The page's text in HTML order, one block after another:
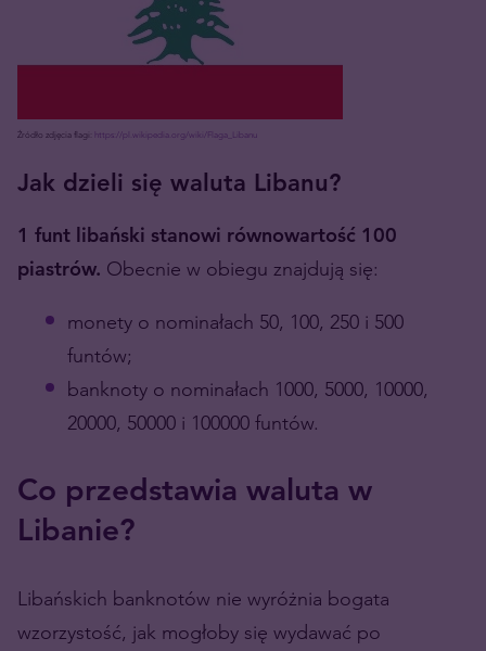
Źródło zdjęcia flagi: https://pl.wikipedia.org/wiki/Flaga_Libanu
Jak dzieli się waluta Libanu?
1 funt libański stanowi równowartość 100
piastrów. Obecnie w obiegu znajdują się:
monety o nominałach 50, 100, 250 i 500
funtów;
banknoty o nominałach 1000, 5000, 10000,
20000, 50000 i 100000 funtów.
Co przedstawia waluta w
Libanie?
Libańskich banknotów nie wyróżnia bogata
wzorzystość, jak mogłoby się wydawać po